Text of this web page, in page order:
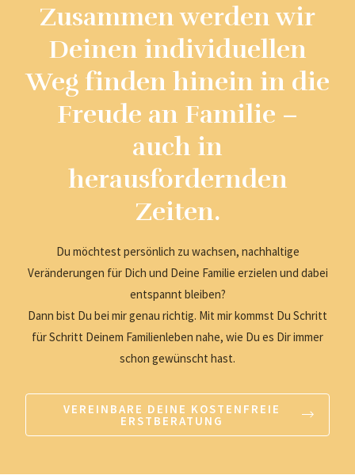
Zusammen werden wir
Deinen individuellen
Weg finden hinein in die
Freude an Familie –
auch in
herausfordernden
Zeiten.
Du möchtest persönlich zu wachsen, nachhaltige
Veränderungen für Dich und Deine Familie erzielen und dabei
entspannt bleiben?
Dann bist Du bei mir genau richtig. Mit mir kommst Du Schritt
für Schritt Deinem Familienleben nahe, wie Du es Dir immer
schon gewünscht hast.
VEREINBARE DEINE KOSTENFREIE
ERSTBERATUNG